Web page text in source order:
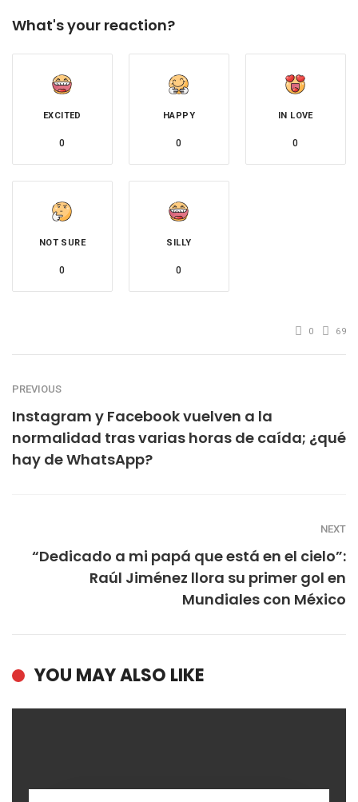
What's your reaction?
EXCITED
0
HAPPY
0
IN LOVE
0
NOT SURE
0
SILLY
0
0 69
PREVIOUS
Instagram y Facebook vuelven a la
normalidad tras varias horas de caída; ¿qué
hay de WhatsApp?
NEXT
“Dedicado a mi papá que está en el cielo”:
Raúl Jiménez llora su primer gol en
Mundiales con México
YOU MAY ALSO LIKE